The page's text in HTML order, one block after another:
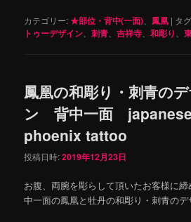
カテゴリー:★部位・背中(一面) 鳳凰 | タ
トゥーデザイン 、刺青 、吉祥寺 、和彫り 、
鳳凰の和彫り・刺青の
ン 背中一面 japanese
phoenix tattoo
投稿日時:2019年12月23日
お腹、両腕を彫らして頂いたお客様に
中一面の鳳凰と牡丹の和彫り・刺青のデ